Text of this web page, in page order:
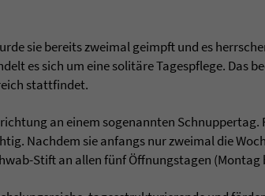
sie bereits zweimal geimpft und es
es sich um eine solitäre Tagespflege. Das
stattfindet.
an einem sogenannten Schnuppertag.
Nachdem sie anfangs nur zweimal die
Stift an allen fünf Öffnungstagen (Montag